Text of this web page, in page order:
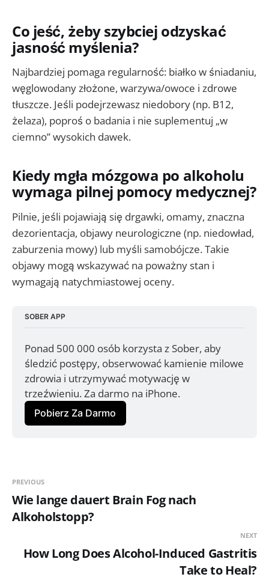
Co jeść, żeby szybciej odzyskać
jasność myślenia?
Najbardziej pomaga regularność: białko w śniadaniu,
węglowodany złożone, warzywa/owoce i zdrowe
tłuszcze. Jeśli podejrzewasz niedobory (np. B12,
żelaza), poproś o badania i nie suplementuj „w
ciemno” wysokich dawek.
Kiedy mgła mózgowa po alkoholu
wymaga pilnej pomocy medycznej?
Pilnie, jeśli pojawiają się drgawki, omamy, znaczna
dezorientacja, objawy neurologiczne (np. niedowład,
zaburzenia mowy) lub myśli samobójcze. Takie
objawy mogą wskazywać na poważny stan i
wymagają natychmiastowej oceny.
SOBER APP
Ponad 500 000 osób korzysta z Sober, aby
śledzić postępy, obserwować kamienie milowe
zdrowia i utrzymywać motywację w
trzeźwieniu. Za darmo na iPhone.
Pobierz Za Darmo
PREVIOUS
Wie lange dauert Brain Fog nach
Alkoholstopp?
NEXT
How Long Does Alcohol-Induced Gastritis
Take to Heal?